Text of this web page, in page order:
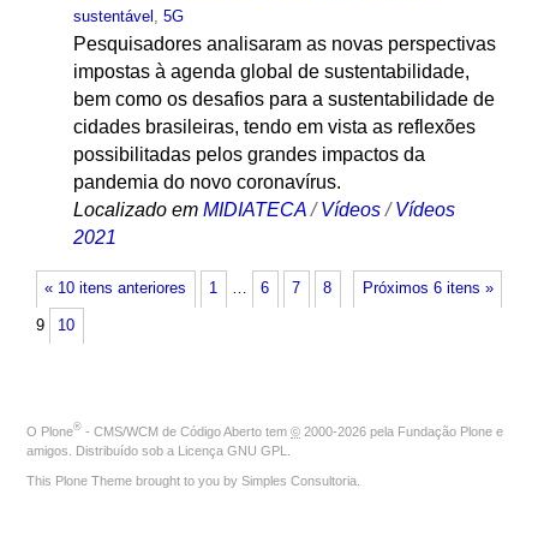
sustentável , 5G
Pesquisadores analisaram as novas perspectivas
impostas à agenda global de sustentabilidade,
bem como os desafios para a sustentabilidade de
cidades brasileiras, tendo em vista as reflexões
possibilitadas pelos grandes impactos da
pandemia do novo coronavírus.
Localizado em MIDIATECA /Vídeos /Vídeos
2021
« 10 itens anteriores Próximos 6 itens »
1 … 6 7 8
9 10
O Plone® - CMS/WCM de Código Aberto tem © 2000-2026 pela Fundação Plone e
amigos. Distribuído sob a Licença GNU GPL
This Plone Theme brought to you by Simples Consultoria